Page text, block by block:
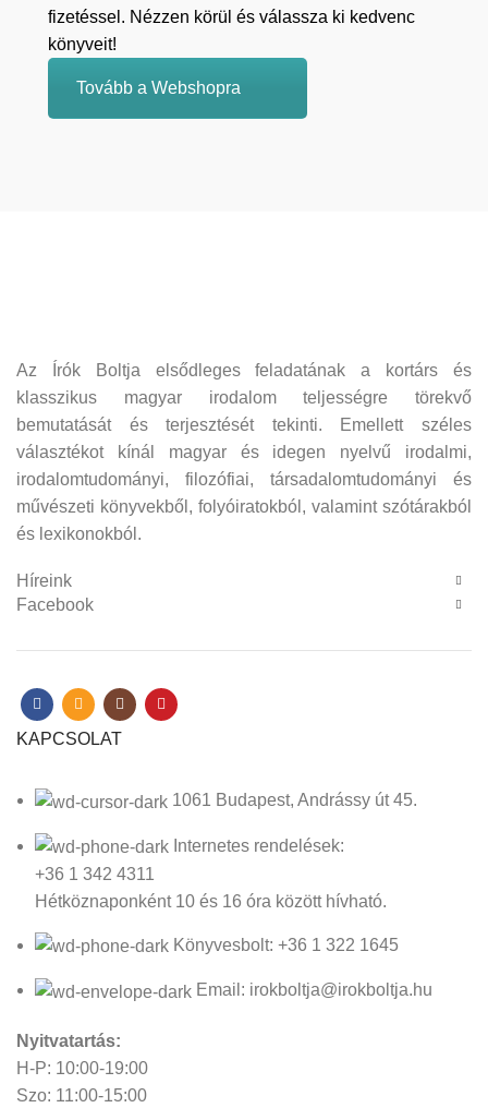
fizetéssel. Nézzen körül és válassza ki kedvenc
könyveit!
Tovább a Webshopra
Az Írók Boltja elsődleges feladatának a kortárs és
klasszikus magyar irodalom teljességre törekvő
bemutatását és terjesztését tekinti. Emellett széles
választékot kínál magyar és idegen nyelvű irodalmi,
irodalomtudományi, filozófiai, társadalomtudományi és
művészeti könyvekből, folyóiratokból, valamint szótárakból
és lexikonokból.
Híreink
Facebook
KAPCSOLAT
1061 Budapest, Andrássy út 45.
Internetes rendelések:
+36 1 342 4311
Hétköznaponként 10 és 16 óra között hívható.
Könyvesbolt: +36 1 322 1645
Email: irokboltja@irokboltja.hu
Nyitvatartás:
H-P: 10:00-19:00
Szo: 11:00-15:00